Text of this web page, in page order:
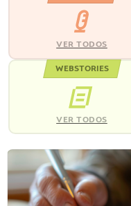
VER TODOS
WEBSTORIES
VER TODOS